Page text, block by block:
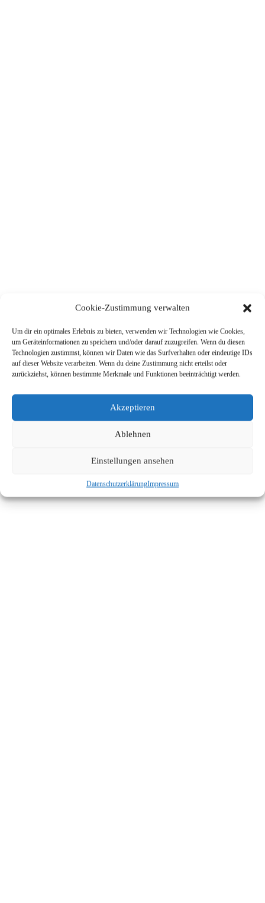
Cookie-Zustimmung verwalten
Um dir ein optimales Erlebnis zu bieten, verwenden wir Technologien wie Cookies,
um Geräteinformationen zu speichern und/oder darauf zuzugreifen. Wenn du diesen
Technologien zustimmst, können wir Daten wie das Surfverhalten oder eindeutige IDs
auf dieser Website verarbeiten. Wenn du deine Zustimmung nicht erteilst oder
zurückziehst, können bestimmte Merkmale und Funktionen beeinträchtigt werden.
Akzeptieren
Ablehnen
Einstellungen ansehen
DatenschutzerklärungImpressum
When two souls
merge into one,
magic happens
Jana & Martino